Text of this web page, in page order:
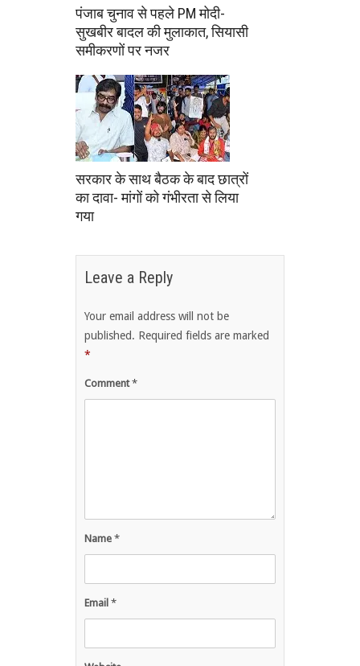
पंजाब चुनाव से पहले PM मोदी-
सुखबीर बादल की मुलाकात, सियासी
समीकरणों पर नजर
सरकार के साथ बैठक के बाद छात्रों
का दावा- मांगों को गंभीरता से लिया
गया
Leave a Reply
Your email address will not be
published. Required fields are marked
*
Comment*
Name *
Email *